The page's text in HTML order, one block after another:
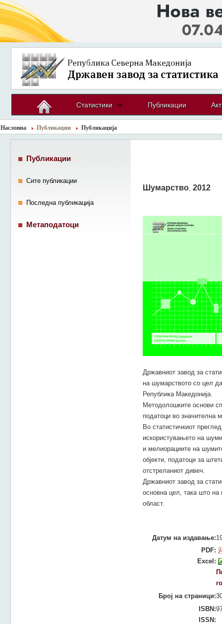
Статистики Публикации
Насловна Публикации Публикација
Шумарство, 2012
Државниот завод за
на шумарството со цел
Република Македонија.
Методолошките основи
податоци во значителна
Во статистичкиот
искористувањето на
и мелиорациите на
објекти, податоци за
отстреланиот дивеч.
Државниот завод за
основна цел, така што
област.
Датум на издавање:
PDF:
Excel:
Број на страници:
ISBN:
ISSN:
Публикации
Сите публикации
Последна публикација
Метаподатоци